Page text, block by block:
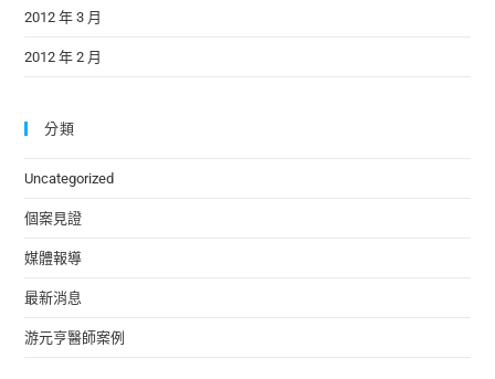
2012 年 3 月
2012 年 2 月
分類
Uncategorized
個案見證
媒體報導
最新消息
游元亨醫師案例